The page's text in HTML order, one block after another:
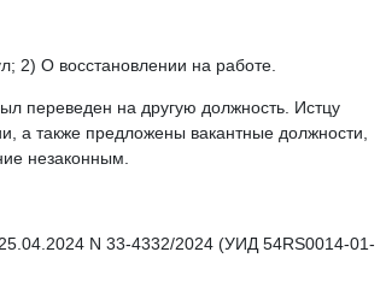
2) О восстановлении на работе.
переведен на другую должность. Истцу
а также предложены вакантные должности,
незаконным.
N 33-4332/2024 (УИД 54RS0014-01-